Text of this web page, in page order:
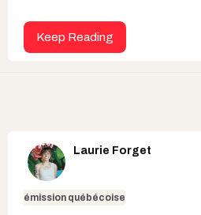
Keep Reading
Laurie Forget
émission québécoise